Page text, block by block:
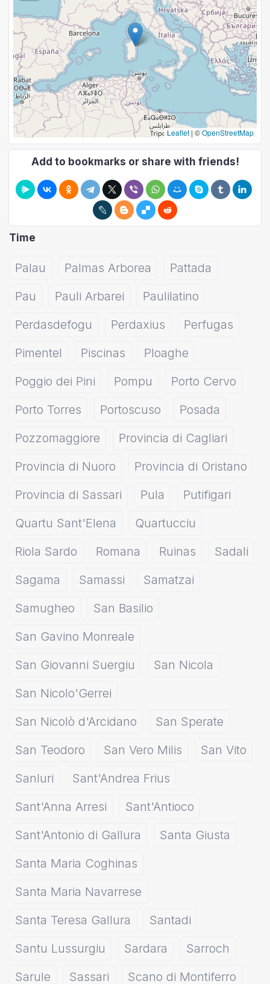
Leaflet | ©OpenStreetMap
Add to bookmarks or share with friends!
Time
Palau Palmas Arborea
Pattada
Pau
Pauli Arbarei
Paulilatino
Perdasdefogu
Perdaxius
Perfugas
Pimentel
Piscinas
Ploaghe
Poggio dei Pini
Pompu
Porto Cervo
Porto Torres
Portoscuso
Posada
Pozzomaggiore
Provincia di Cagliari
Provincia di Nuoro
Provincia di Oristano
Provincia di Sassari
Pula
Putifigari
Quartu Sant'Elena
Quartucciu
Riola Sardo
Romana Ruinas
Sadali
Sagama
Samassi
Samatzai
Samugheo
San Basilio
San Gavino Monreale
San Giovanni Suergiu
San Nicola
San Nicolo'Gerrei
San Nicolò d'Arcidano
San Sperate
San Teodoro
San Vero Milis
San Vito
Sanluri
Sant'Andrea Frius
Sant'Anna Arresi
Sant'Antioco
Sant'Antonio di Gallura
Santa Giusta
Santa Maria Coghinas
Santa Maria Navarrese
Santa Teresa Gallura
Santadi
Santu Lussurgiu
Sardara
Sarroch
Sarule
Sassari Scano di Montiferro